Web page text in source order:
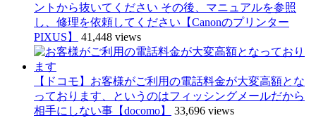
ントから抜いてください その後、マニュアルを参照
し、修理を依頼してください【Canonのプリンター
PIXUS】
41,448 views
【ドコモ】お客様がご利用の電話料金が大変高額とな
っております、というのはフィッシングメールだから
相手にしない事【docomo】
33,696 views